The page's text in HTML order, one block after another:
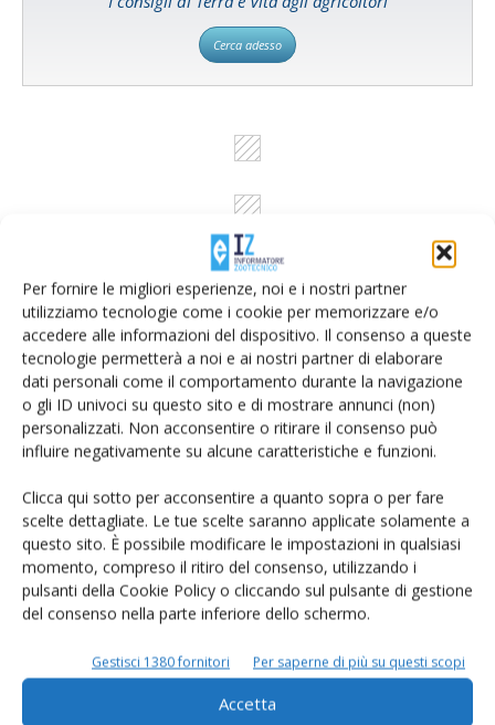
Per fornire le migliori esperienze, noi e i nostri partner
utilizziamo tecnologie come i cookie per memorizzare e/o
accedere alle informazioni del dispositivo. Il consenso a queste
tecnologie permetterà a noi e ai nostri partner di elaborare
dati personali come il comportamento durante la navigazione
o gli ID univoci su questo sito e di mostrare annunci (non)
personalizzati. Non acconsentire o ritirare il consenso può
influire negativamente su alcune caratteristiche e funzioni.
Clicca qui sotto per acconsentire a quanto sopra o per fare
scelte dettagliate. Le tue scelte saranno applicate solamente a
questo sito. È possibile modificare le impostazioni in qualsiasi
momento, compreso il ritiro del consenso, utilizzando i
pulsanti della Cookie Policy o cliccando sul pulsante di gestione
del consenso nella parte inferiore dello schermo.
Gestisci 1380 fornitori Per saperne di più su questi scopi
Accetta
Cerca adesso
Rimani aggiornato sul mondo
dell’agricoltura
Iscriviti alle nostre newsletter